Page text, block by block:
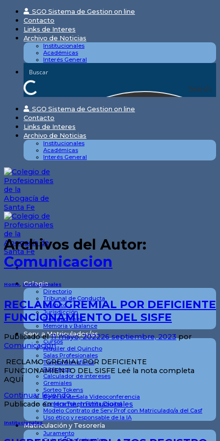
Skip
content
SGO Sistema de Gestion on line
Contacto
Links de Interes
Archivo de Noticias
Institucionales
Académicas
Interés General
Search
SGO Sistema de Gestion on line
Contacto
Links de Interes
Archivo de Noticias
Institucionales
Académicas
Interés General
Colegio
Directorio
Tribunal de Conducta
Estatuto
Jurisdicción
Delegaciones
Memoria y Balance
Serv. a Matriculados/as
Cursos
Alquiler del Quincho
Salas Profesionales
Tarjeta Beneficios
Biblioteca
Calculador de intereses
Gremiales
Sorteo Tokens
Reserva de Sala Videoconferencia
Compra Token Firma Digital
Modelo Contrato de Serv Prof con Matriculado/a del Casf
Uso ético y responsable de la IA
Matriculación y Tesorería
Juramento
Archivos del Autor:
Comunicacion
Home Institucionales
RECLAMO GREMIAL POR DEFICIENTE
FUNCIONAMIENTO DEL SISFE
Publicado el11 mayo, 202226 septiembre, 2023por
Comunicacion
RECLAMO GREMIAL POR DEFICIENTE
FUNCIONAMIENTO DEL SISFE Leé la nota completa
AQUÍ
Continuar leyendo→
Publicado enHome,Institucionales
Institucionales